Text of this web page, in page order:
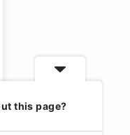
this page?